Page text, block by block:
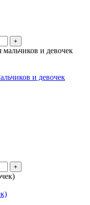
+
и девочек
+